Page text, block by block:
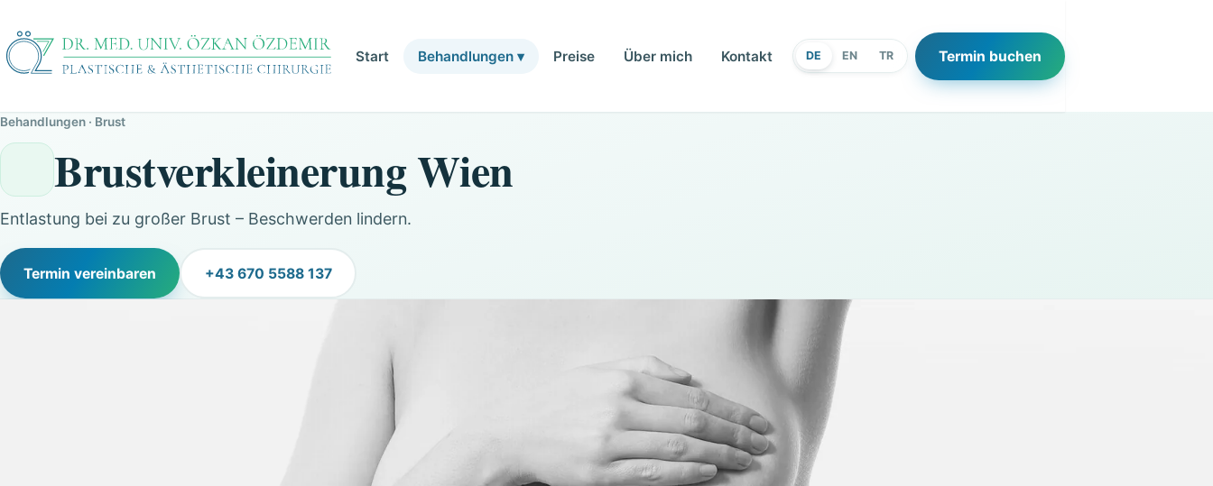
Start Behandlungen ▾ Preise Über mich Kontakt DE EN TR Termin buchen
Behandlungen · Brust
Brustverkleinerung Wien
Entlastung bei zu großer Brust – Beschwerden lindern.
Termin vereinbaren +43 670 5588 137